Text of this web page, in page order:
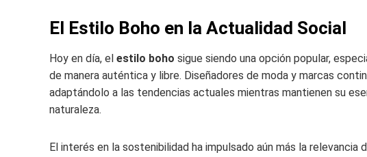
El Estilo Boho en la Actualidad Social
Hoy en día, el estilo boho sigue siendo una opción popular,
de manera auténtica y libre. Diseñadores de moda y marcas
adaptándolo a las tendencias actuales mientras mantienen su
naturaleza.
El interés en la sostenibilidad ha impulsado aún más la